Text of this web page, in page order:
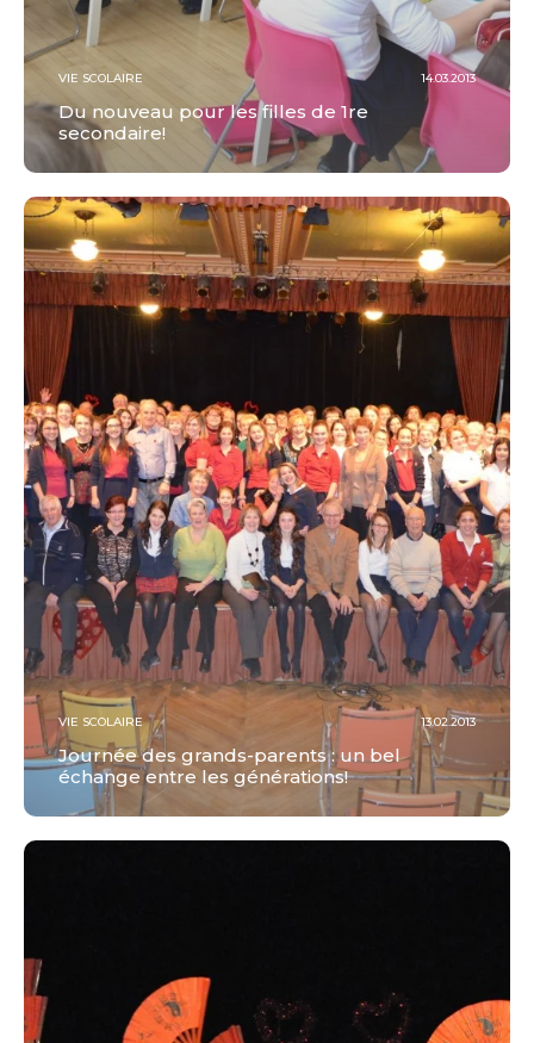
VIE SCOLAIRE 14.03.2013
Du nouveau pour les filles de 1re
secondaire!
VIE SCOLAIRE 13.02.2013
Journée des grands-parents : un bel
échange entre les générations!